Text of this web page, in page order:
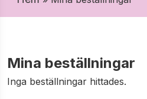
Mina beställningar
Inga beställningar hittades.